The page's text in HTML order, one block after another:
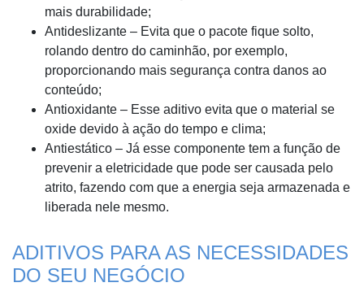
mais durabilidade;
Antideslizante – Evita que o pacote fique solto,
rolando dentro do caminhão, por exemplo,
proporcionando mais segurança contra danos ao
conteúdo;
Antioxidante – Esse aditivo evita que o material se
oxide devido à ação do tempo e clima;
Antiestático – Já esse componente tem a função de
prevenir a eletricidade que pode ser causada pelo
atrito, fazendo com que a energia seja armazenada e
liberada nele mesmo.
ADITIVOS PARA AS NECESSIDADES
DO SEU NEGÓCIO